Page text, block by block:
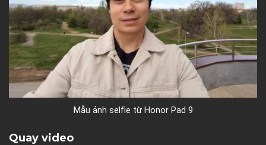
Mẫu ảnh selfie từ Honor Pad 9
Quay video